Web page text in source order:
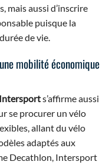
mais aussi d’inscrire
puisque la
de vie.
mobilité économique
Intersports’affirme aussi
se procurer un vélo
allant du vélo
adaptés aux
Decathlon, Intersport